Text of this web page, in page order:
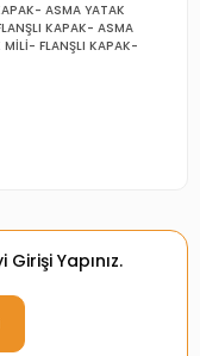
ASMA YATAK
KAPAK- ASMA
MİLİ- FLANŞLI KAPAK-
Yapınız.